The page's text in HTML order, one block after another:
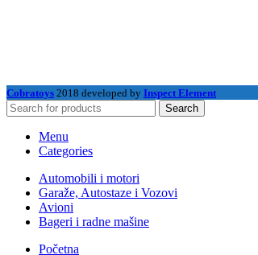
Cobratoys 2018 developed by Inspect Element
Search
Menu
Categories
Automobili i motori
Garaže, Autostaze i Vozovi
Avioni
Bageri i radne mašine
Početna